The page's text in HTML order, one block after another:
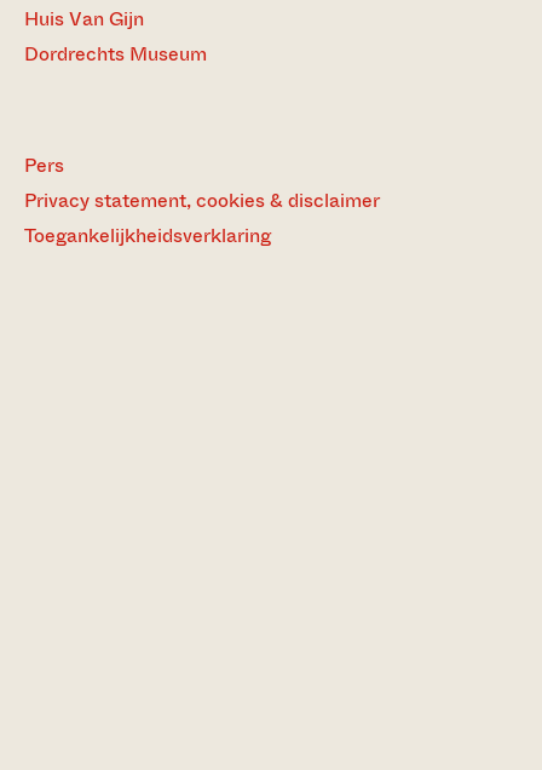
Huis Van Gijn
Dordrechts Museum
Pers
Privacy statement, cookies & disclaimer
Toegankelijkheidsverklaring